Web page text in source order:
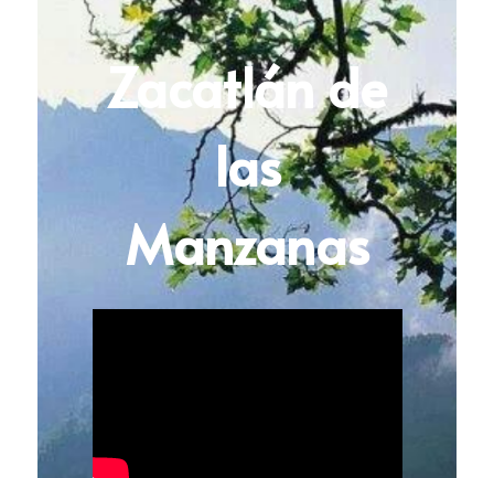
Zacatlán de
las
Manzanas